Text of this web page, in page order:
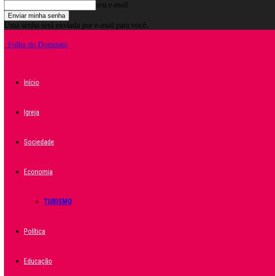
seu e-mail
Uma senha será enviada por e-mail para você.
Folha do Domingo
Início
Igreja
Sociedade
Economia
TURISMO
Política
Educação